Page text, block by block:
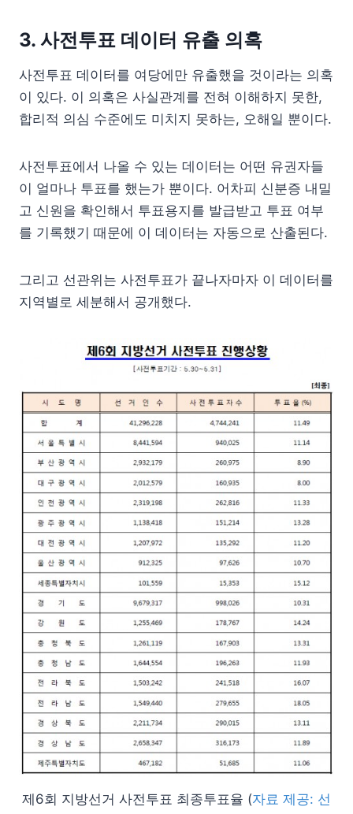
3. 사전투표 데이터 유출 의혹
사전투표 데이터를 여당에만 유출했을 것이라는 의혹
이 있다. 이 의혹은 사실관계를 전혀 이해하지 못한,
합리적 의심 수준에도 미치지 못하는, 오해일 뿐이다.
사전투표에서 나올 수 있는 데이터는 어떤 유권자들
이 얼마나 투표를 했는가 뿐이다. 어차피 신분증 내밀
고 신원을 확인해서 투표용지를 발급받고 투표 여부
를 기록했기 때문에 이 데이터는 자동으로 산출된다.
그리고 선관위는 사전투표가 끝나자마자 이 데이터를
지역별로 세분해서 공개했다.
제6회 지방선거 사전투표 최종투표율 (자료 제공: 선